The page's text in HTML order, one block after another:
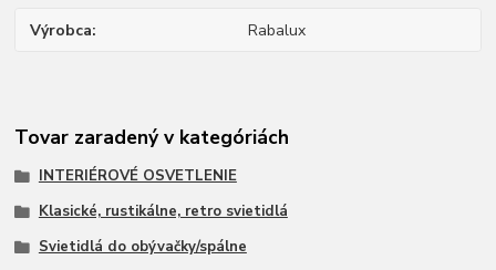
Výrobca Rabalux
Tovar zaradený v kategóriách
INTERIÉROVÉ OSVETLENIE
Klasické, rustikálne, retro svietidlá
Svietidlá do obývačky/spálne